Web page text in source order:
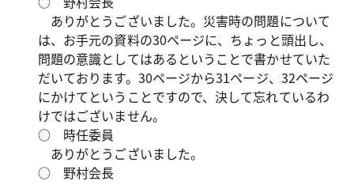
ありがとうございました。災害時の問題について
は、お手元の資料の30ページに、ちょっと頭出し、
問題の意識としてはあるということで書かせていた
だいております。30ページから31ページ、32ページ
にかけてということですので、決して忘れているわ
けではございません。
○ 時任委員
ありがとうございました。
○ 野村会長